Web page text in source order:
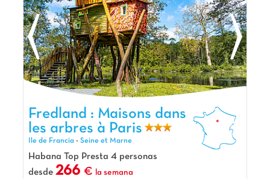
alrededores: Disneyland París, la Torre Eiffel en París,
el Castillo de Vaux-le-Vicomte y la Reserva de
Lumigny están cerca. ¡Le espera una estancia
memorable en Île-de-France! 🌿🌞
La opinión de Carolina
Respire aire puro en Camping Fredland,
situado a tan sólo 30 minutos de la estación de
Saint Lazare con el RER E. ¡Es perfecto para
pasar un fin de semana lejos del ruido de la
ciudad o para dar un paseo y visitar la capital!
No dudes en venir a alojarte en nuestras
fantásticas cabañas... ¡Son fantásticas!
Fredland : Maisons dans les arbres à Paris, Camping Ile de
Francia
Fredland : Maisons dans
les arbres à Paris
Ile de Francia - Seine et Marne
Habana Top Presta 4 personas
desde 266 la semana